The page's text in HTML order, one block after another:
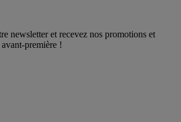
newsletter et recevez nos promotions et